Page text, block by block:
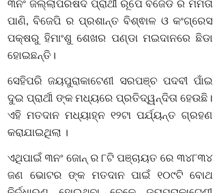
୩ନଂ ଜିଲ୍ଲାପରିଷଦ ପ୍ରାର୍ଥୀ ରୂପେ ବିଜେଡି ର ମମତା
ପାଣି, ବିଜେପି ର ପ୍ରଶାନ୍ତ ବିଶ୍ଵାଳ ଓ କଂଗ୍ରେସ
ପକ୍ଷରୁ ହିମାଂଶୁ ଶେଖର ପଣ୍ଡା ମଇଦାନରେ ଛିଡା
ହୋଇଛନ୍ତି।
ସେହିପରି ଜୟପୁରାକାଟେଣୀ ସରପଞ୍ଚ ପଦବୀ ପାଁଇ
ଦୁଇ ପ୍ରାର୍ଥୀ ଙ୍କ ମଧ୍ୟରେ ପ୍ରତିଦ୍ୱନ୍ଦିତା ହେଉଛି।
ଏହି ମତଦାନ ମଧ୍ୟାହ୍ନ ୧୨ଟା ପର୍ଯ୍ୟନ୍ତ ଗ୍ରହଣ
କରାଯାଇଥିଲା ।
ଏଥିପାଇଁ ୩ନଂ ଜୋନ୍ ର ୮ଟି ପଞ୍ଚାୟତ ରେ ୩୪୮୩୪
ଜଣ ଭୋଟର ଙ୍କ ମତଦାନ ପାଇଁ ୧୦୯ଟି ବୋଥ